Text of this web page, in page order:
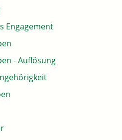
Engagement
- Auflösung